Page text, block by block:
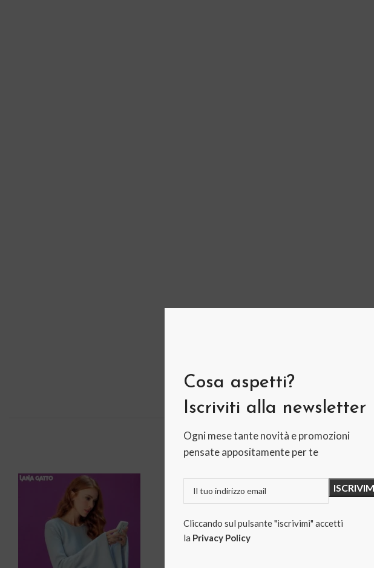
Cosa aspetti?
Iscriviti alla newsletter
Ogni mese tante novità e promozioni
pensate appositamente per te
Cliccando sul pulsante "iscrivimi" accetti
la Privacy Policy
DESCRIZIONE
Una miscela
Due delle più belle